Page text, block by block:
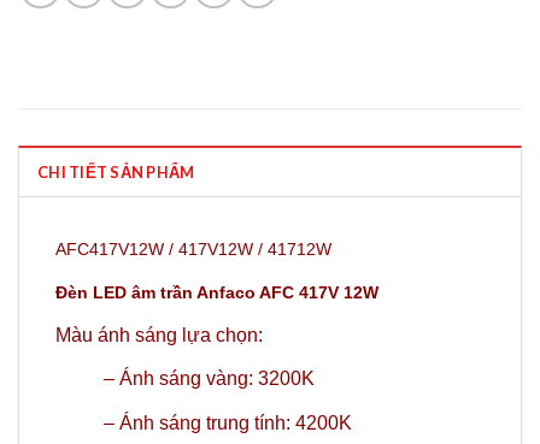
CHI TIẾT SẢN PHẨM
AFC417V12W / 417V12W / 41712W
Đèn LED âm trần Anfaco AFC 417V 12W
Màu ánh sáng lựa chọn:
– Ánh sáng vàng: 3200K
– Ánh sáng trung tính: 4200K